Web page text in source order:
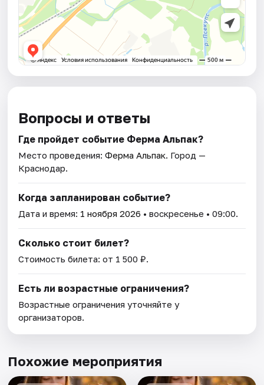
Вопросы и ответы
Где пройдет событие Ферма Альпак?
Место проведения:Ферма Альпак. Город —
Краснодар.
Когда запланирован событие?
Дата и время: 1 ноября 2026 • воскресенье • 09:00.
Сколько стоит билет?
Стоимость билета: от 1 500 ₽.
Есть ли возрастные ограничения?
Возрастные ограничения уточняйте у
организаторов.
Похожие мероприятия